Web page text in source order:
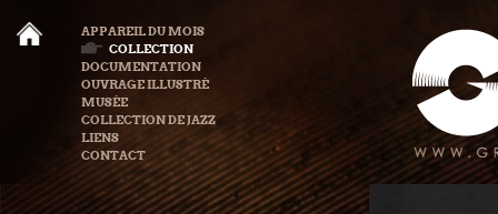
APPAREIL DU MOIS
COLLECTION
DOCUMENTATION
OUVRAGE ILLUSTRÉ
MUSÉE
COLLECTION DE JAZZ
LIENS
CONTACT